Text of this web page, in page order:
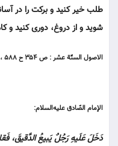
طلب خير كنيد و بركت را در
شويد و از دروغ، دورى كنيد و
الاصول الستّة عشر : ص ۳۵۴ ح ۵۸۸ ، دانشنامه قرآن و حديث جلد ۱۷، ص : ۱۸۲
الإمام الصّادق عليه‌السلام:
دَخَلَ عَلَيهِ رَجُلٌ يَبيعُ